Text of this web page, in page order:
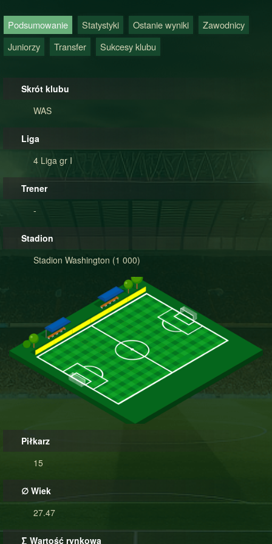
Podsumowanie Statystyki Ostanie wyniki
Zawodnicy
Juniorzy
Transfer Sukcesy klubu
Skrót klubu
WAS
Liga
4 Liga gr I
Trener
-
Stadion
Stadion Washington (1 000)
Piłkarz
15
∅ Wiek
27.47
∑ Wartość rynkowa